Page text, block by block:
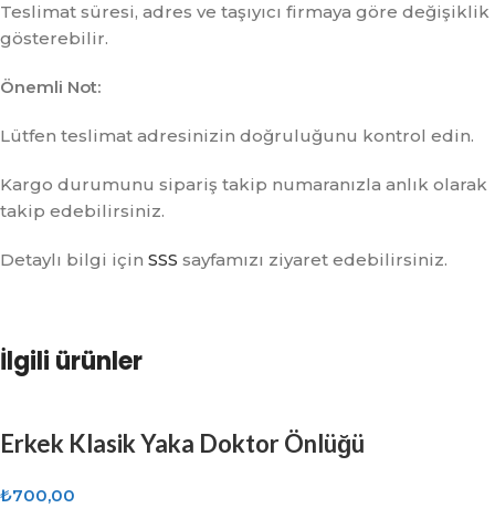
Teslimat süresi, adres ve taşıyıcı firmaya göre değişiklik
gösterebilir.
Önemli Not:
Lütfen teslimat adresinizin doğruluğunu kontrol edin.
Kargo durumunu sipariş takip numaranızla anlık olarak
takip edebilirsiniz.
Detaylı bilgi için SSS sayfamızı ziyaret edebilirsiniz.
İlgili ürünler
Erkek Klasik Yaka Doktor Önlüğü
₺700,00